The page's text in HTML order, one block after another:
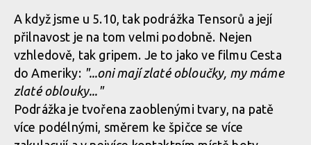
Tradiční jazyk byste hledali marně
Gumovou ochranu dostala i zadní část boty, rozhodně ale není
tak mohutná jako vepředu
Gumovou ochranu dostala i zadní část boty, rozhodně ale není
tak mohutná jako vepředu
A když jsme u 5.10, tak podrážka Tensorů a její
přilnavost je na tom velmi podobně. Nejen
vzhledově, tak gripem. Je to jako ve filmu Cesta
do Ameriky: "...oni mají zlaté obloučky, my máme
zlaté oblouky..."
Podrážka je tvořena zaoblenými tvary, na patě
více podélnými, směrem ke špičce se více